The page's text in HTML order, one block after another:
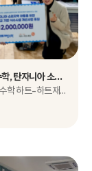
스마트 해법수학, 탄자니아 소외지역 아동을 위한 식수시설 개선 사업 기금 전달식
<스마트 해법수학 하트-하트재단 후원금 전달식>지난 12월..